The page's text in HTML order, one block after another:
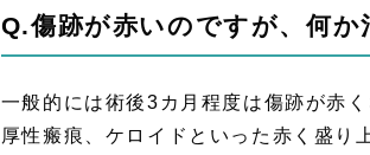
Q.傷跡が赤いのですが、何か
一般的には術後3カ月程度は傷跡が赤
厚性瘢痕、ケロイドといった赤く盛り